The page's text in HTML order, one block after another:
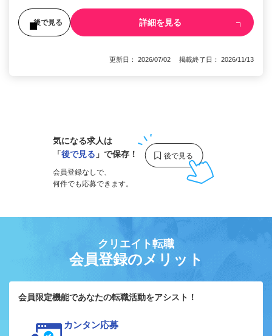
後で見る 詳細を見る
更新日： 2026/07/02 掲載終了日： 2026/11/13
気になる求人は
「後で見る 」で保存！
会員登録なしで、
何件でも応募できます。
クリエイト転職
会員登録のメリット
会員限定機能であなたの転職活動をアシスト！
カンタン応募